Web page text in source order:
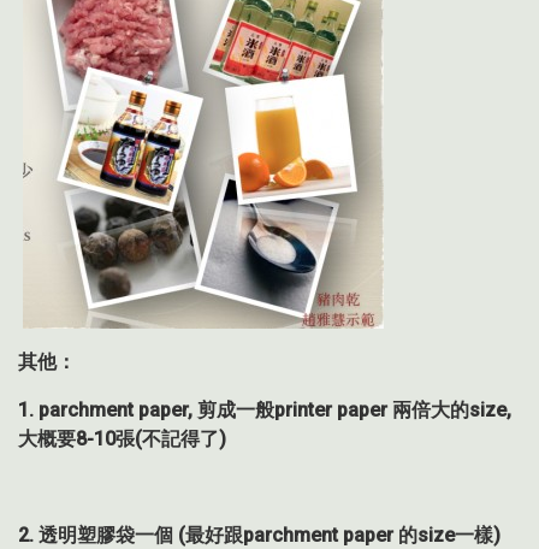
其他：
1. parchment paper, 剪成一般printer paper 兩倍大的size,
大概要8-10張(不記得了)
2. 透明塑膠袋一個 (最好跟parchment paper 的size一樣)